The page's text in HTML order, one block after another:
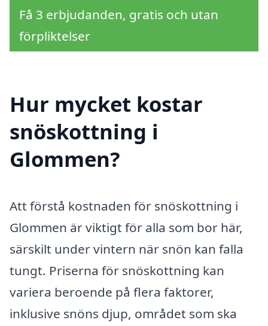
Få 3 erbjudanden, gratis och utan
förpliktelser
Hur mycket kostar
snöskottning i
Glommen?
Att förstå kostnaden för snöskottning i
Glommen är viktigt för alla som bor här,
särskilt under vintern när snön kan falla
tungt. Priserna för snöskottning kan
variera beroende på flera faktorer,
inklusive snöns djup, området som ska